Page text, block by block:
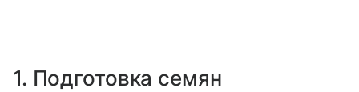
1. Подготовка семян